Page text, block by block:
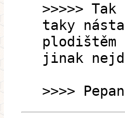
>>>>>
taky
plodištěm
jinak
>>>> Pepan